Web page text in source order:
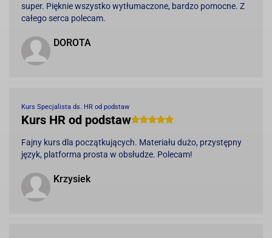
super. Pięknie wszystko wytłumaczone, bardzo pomocne. Z
całego serca polecam.
DOROTA
Kurs Specjalista ds. HR od podstaw
Kurs HR od podstaw
Fajny kurs dla początkujących. Materiału dużo, przystępny
język, platforma prosta w obsłudze. Polecam!
Krzysiek